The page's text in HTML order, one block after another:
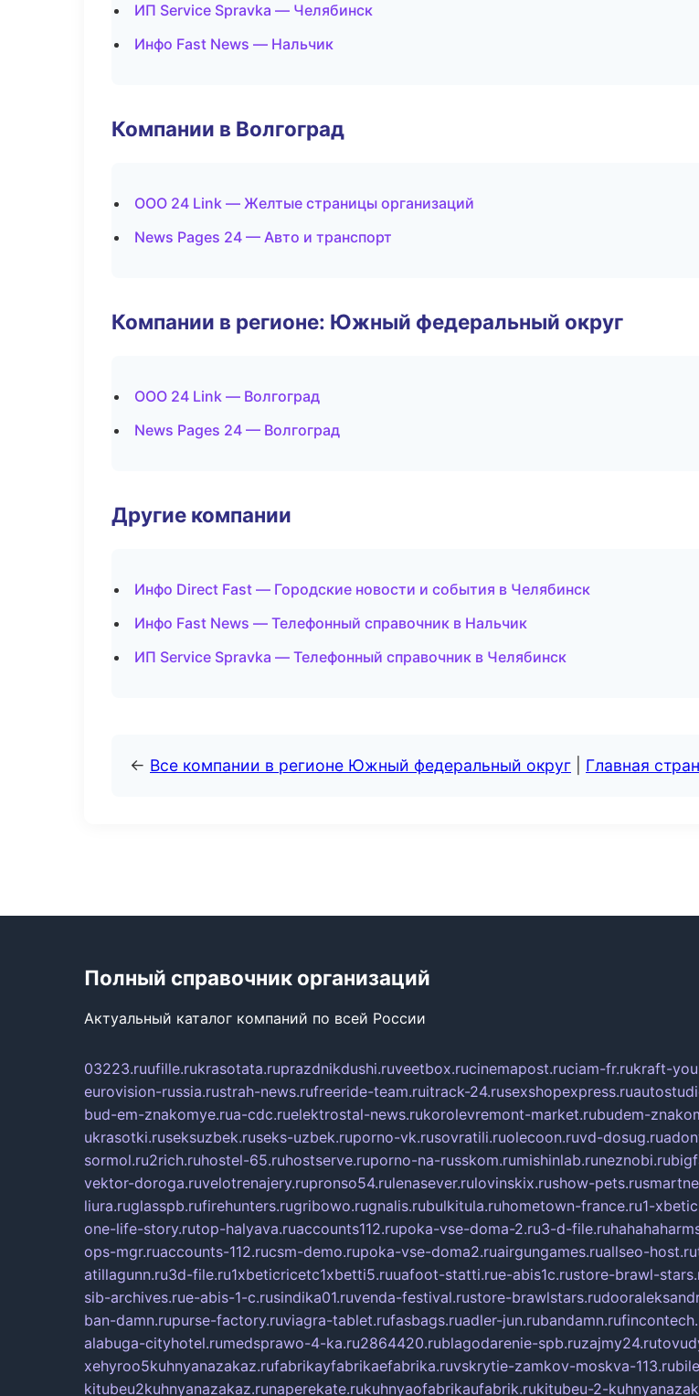
ИП Service Spravka — Челябинск
Инфо Fast News — Нальчик
Компании в Волгоград
ООО 24 Link — Желтые страницы организаций
News Pages 24 — Авто и транспорт
Компании в регионе: Южный федеральный округ
ООО 24 Link — Волгоград
News Pages 24 — Волгоград
Другие компании
Инфо Direct Fast — Городские новости и события в Челябинск
Инфо Fast News — Телефонный справочник в Нальчик
ИП Service Spravka — Телефонный справочник в Челябинск
← Все компании в регионе Южный федеральный округ Главная
Полный справочник организаций
Актуальный каталог компаний по всей России
03223.ruufille.rukrasotata.ruprazdnikdushi.ruveetbox.rucinemapost.ruciam-fr.rukraft-
eurovision-russia.rustrah-news.rufreeride-team.ruitrack-24.rusexshopexpress.ru
bud-em-znakomye.rua-cdc.ruelektrostal-news.rukorolevremont-market.rubudem-
ukrasotki.ruseksuzbek.ruseks-uzbek.ruporno-vk.rusovratili.ruolecoon.ruvd-dosug.ru
sormol.ru2rich.ruhostel-65.ruhostserve.ruporno-na-russkom.rumishinlab.runeznobi.ru
vektor-doroga.ruvelotrenajery.rupronso54.rulenasever.rulovinskix.rushow-pets.ru
liura.ruglasspb.rufirehunters.rugribowo.rugnalis.rubulkitula.ruhometown-france.ru1-
one-life-story.rutop-halyava.ruaccounts112.rupoka-vse-doma-2.ru3-d-file.ru
ops-mgr.ruaccounts-112.rucsm-demo.rupoka-vse-doma2.ruairgungames.ruallseo-host.ru
atillagunn.ru3d-file.ru1xbeticricetc1xbetti5.ruuafoot-statti.rue-abis1c.rustore-brawl-
sib-archives.rue-abis-1-c.rusindika01.ruvenda-festival.rustore-brawlstars.ru
ban-damn.rupurse-factory.ruviagra-tablet.rufasbags.ruadler-jun.rubandamn.ru
alabuga-cityhotel.rumedsprawo-4-ka.ru2864420.rublagodarenie-spb.ruzajmy24.ru
xehyroo5kuhnyanazakaz.rufabrikayfabrikaefabrika.ruvskrytie-zamkov-moskva-113.ru
kitubeu2kuhnyanazakaz.runaperekate.rukuhnyaofabrikaufabrik.rukitubeu-2-